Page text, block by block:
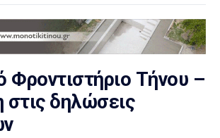
Φροντιστήριο Τήνου –
δηλώσεις